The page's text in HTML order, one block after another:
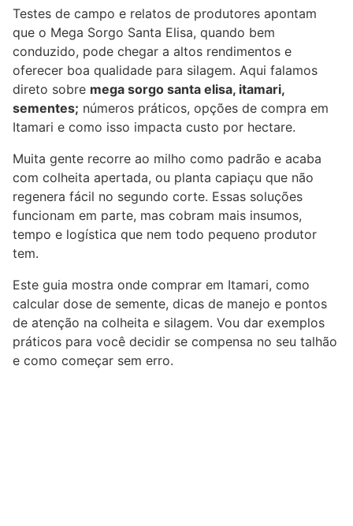
Testes de campo e relatos de produtores apontam
que o Mega Sorgo Santa Elisa, quando bem
conduzido, pode chegar a altos rendimentos e
oferecer boa qualidade para silagem. Aqui falamos
direto sobre mega sorgo santa elisa, itamari,
sementes; números práticos, opções de compra em
Itamari e como isso impacta custo por hectare.
Muita gente recorre ao milho como padrão e acaba
com colheita apertada, ou planta capiaçu que não
regenera fácil no segundo corte. Essas soluções
funcionam em parte, mas cobram mais insumos,
tempo e logística que nem todo pequeno produtor
tem.
Este guia mostra onde comprar em Itamari, como
calcular dose de semente, dicas de manejo e pontos
de atenção na colheita e silagem. Vou dar exemplos
práticos para você decidir se compensa no seu talhão
e como começar sem erro.